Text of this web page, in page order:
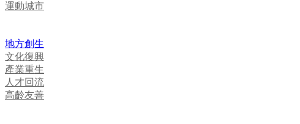
運動城市
地方創生
文化復興
產業重生
人才回流
高齡友善